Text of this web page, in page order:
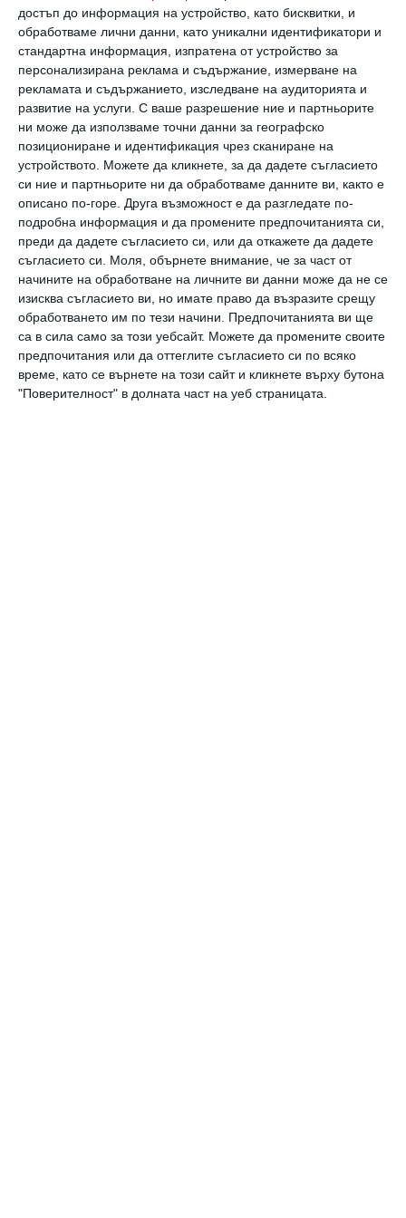
достъп до информация на устройство, като бисквитки, и
обработваме лични данни, като уникални идентификатори и
стандартна информация, изпратена от устройство за
персонализирана реклама и съдържание, измерване на
рекламата и съдържанието, изследване на аудиторията и
развитие на услуги. С ваше разрешение ние и партньорите
ни може да използваме точни данни за географско
позициониране и идентификация чрез сканиране на
устройството. Можете да кликнете, за да дадете съгласието
си ние и партньорите ни да обработваме данните ви, както е
описано по-горе. Друга възможност е да разгледате по-
подробна информация и да промените предпочитанията си,
преди да дадете съгласието си, или да откажете да дадете
съгласието си. Моля, обърнете внимание, че за част от
начините на обработване на личните ви данни може да не се
изисква съгласието ви, но имате право да възразите срещу
обработването им по тези начини. Предпочитанията ви ще
са в сила само за този уебсайт. Можете да промените своите
предпочитания или да оттеглите съгласието си по всяко
време, като се върнете на този сайт и кликнете върху бутона
"Поверителност" в долната част на уеб страницата.
предпочитанията за екран пред хартия.
Д-р Тейлър обяснява, че вниманието не е
единствено ценност само по себе си, а
функционира като врата към по-високи
форми на учене - особено в паметта - което
от своя страна води до по-дълбоко
разбиране.
„Без способността да задържат внимание
над нещо, децата няма да могат да
обработват информация. Те няма да могат
да я обединят в памет, което означава, че
няма да могат да интерпретират,
анализират, синтезират, критикуват и да